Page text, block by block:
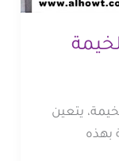
يتعين
بهذه